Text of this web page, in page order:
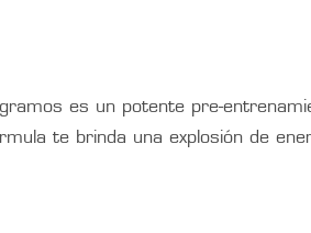
es un potente pre-
te brinda una explosión de